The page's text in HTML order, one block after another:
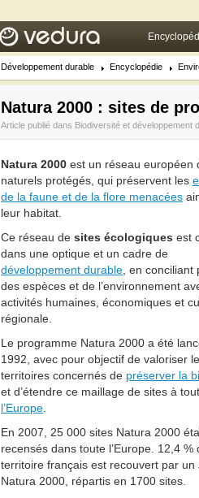
Développement durable Encyclopédie
Natura 2000 : sites de
Article publié dans Biodiversité et développement
Natura 2000 est un réseau européen
naturels protégés, qui préservent les
de la faune et de la flore menacées
leur habitat.
Ce réseau de sites écologiques est
dans une optique et un cadre de
développement durable , en conciliant
des espèces et de l’environnement
activités humaines, économiques et
régionale.
Le programme Natura 2000 a été
1992, avec pour objectif de valoriser
territoires concernés de préserver la
et d’étendre ce maillage de sites à
l’Europe
En 2007, 25 000 sites Natura 2000
recensés dans toute l’Europe. 12,4 %
territoire français est recouvert par un
Natura 2000, répartis en 1700 sites.